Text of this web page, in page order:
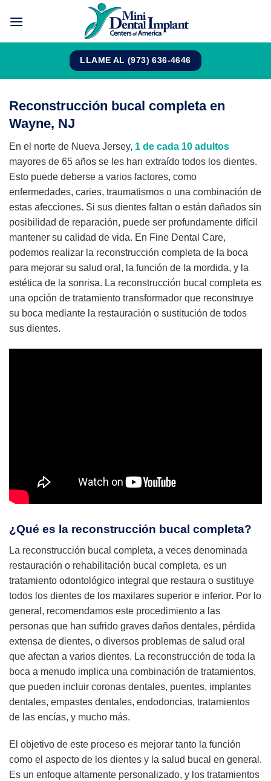
LLAME AL (973) 636-4646
Reconstrucción bucal completa en
Wayne, NJ
En el norte de Nueva Jersey, 1 de cada 10 adultos
mayores de 65 años se les han extraído todos los dientes.
Esto puede deberse a varios factores, como
enfermedades, caries, traumatismos o una combinación de
estas afecciones. Si sus dientes faltan o están dañados sin
posibilidad de reparación, puede ser profundamente difícil
mantener su calidad de vida. En Fine Dental Care,
podemos realizar la reconstrucción completa de la boca
para mejorar su salud oral, la función de la mordida, y la
estética de la sonrisa. La reconstrucción bucal completa es
una opción de tratamiento transformador que reconstruye
su boca mediante la restauración o sustitución de todos
sus dientes.
¿Qué es la reconstrucción bucal completa?
La reconstrucción bucal completa, a veces denominada
restauración o rehabilitación bucal completa, es un
tratamiento odontológico integral que restaura o sustituye
todos los dientes de los maxilares superior e inferior. Por lo
general, recomendamos este procedimiento a las
personas que han sufrido graves daños dentales, pérdida
extensa de dientes, o diversos problemas de salud oral
que afectan a varios dientes. La reconstrucción de toda la
boca a menudo implica una combinación de tratamientos,
que pueden incluir coronas dentales, puentes, implantes
dentales, empastes dentales, endodoncias, tratamientos
de las encías, y mucho más.
El objetivo de este proceso es mejorar tanto la función
como el aspecto de los dientes y la salud bucal en general.
Es un enfoque altamente personalizado, y los tratamientos